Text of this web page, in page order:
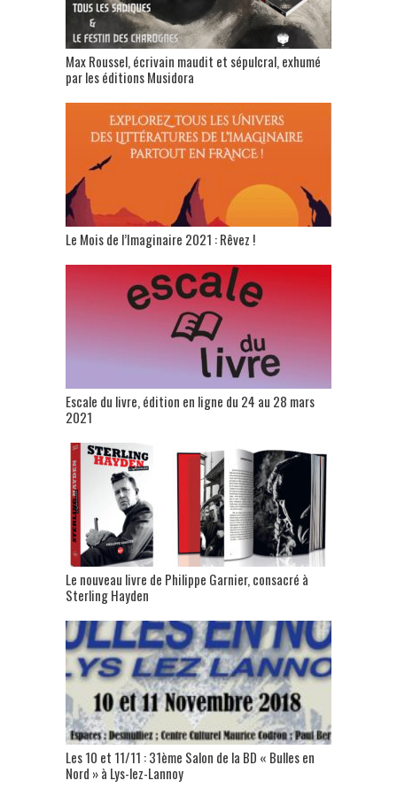
Max Roussel, écrivain maudit et sépulcral, exhumé
par les éditions Musidora
Le Mois de l’Imaginaire 2021 : Rêvez !
Escale du livre, édition en ligne du 24 au 28 mars
2021
Le nouveau livre de Philippe Garnier, consacré à
Sterling Hayden
Les 10 et 11/11 : 31ème Salon de la BD « Bulles en
Nord » à Lys-lez-Lannoy